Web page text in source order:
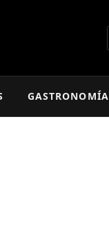
GASTRONOMÍA